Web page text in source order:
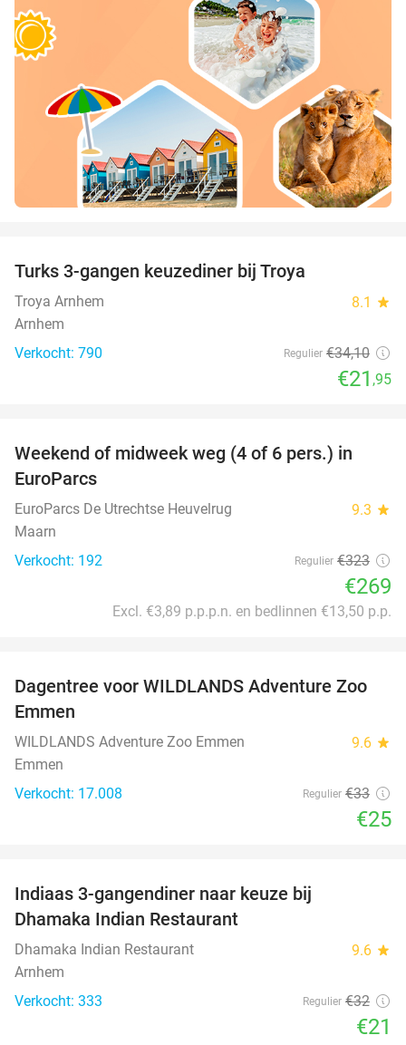
Turks 3-gangen keuzediner bij Troya
Troya Arnhem 8.1 star
Arnhem
Verkocht: 790
Regulier €34,10
€21 ,95
17%
Weekend of midweek weg (4 of 6 pers.) in
EuroParcs
EuroParcs De Utrechtse Heuvelrug 9.3 star
Maarn
Verkocht: 192
Regulier €323
€269
Excl. €3,89 p.p.p.n. en bedlinnen €13,50 p.p.
24%
Dagentree voor WILDLANDS Adventure Zoo
Emmen
WILDLANDS Adventure Zoo Emmen 9.6 star
Emmen
Verkocht: 17.008
Regulier €33
€25
Indiaas 3-gangendiner naar keuze bij
Dhamaka Indian Restaurant
Dhamaka Indian Restaurant 9.6 star
Arnhem
Verkocht: 333
Regulier €32
€21